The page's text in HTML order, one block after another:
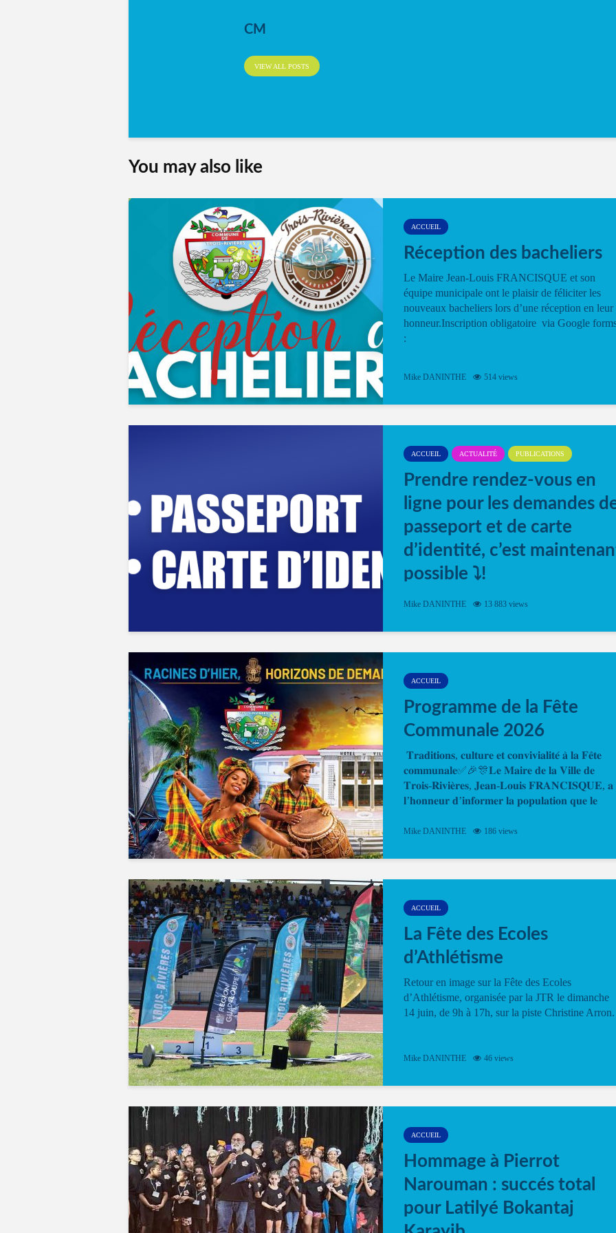
CM
VIEW ALL POSTS
You may also like
ACCUEIL
Réception des bacheliers
Le Maire Jean-Louis FRANCISQUE et son
équipe municipale ont le plaisir de féliciter les
nouveaux bacheliers lors d’une réception en leur
honneur.Inscription obligatoire via Google
:
Mike DANINTHE 514 views
ACCUEIL ACTUALITÉ PUBLICATIONS
Prendre rendez-vous en
ligne pour les demandes
passeport et de carte
d’identité, c’est
possible ⤵️!
Désormais, il est possible de prendre rendez-
Mike DANINTHE 13 883 views
ACCUEIL
Programme de la Fête
Communale 2026
𝐓𝐫𝐚𝐝𝐢𝐭𝐢𝐨𝐧𝐬, 𝐜𝐮𝐥𝐭𝐮𝐫𝐞 𝐞𝐭 𝐜𝐨𝐧𝐯𝐢𝐯𝐢𝐚𝐥𝐢𝐭𝐞́ 𝐚̀ 𝐥𝐚 𝐅𝐞̂𝐭𝐞
𝐜𝐨𝐦𝐦𝐮𝐧𝐚𝐥𝐞✅🎉🎊𝐋𝐞 𝐌𝐚𝐢𝐫𝐞 𝐝𝐞 𝐥𝐚 𝐕𝐢𝐥𝐥𝐞 𝐝𝐞
𝐓𝐫𝐨𝐢𝐬-𝐑𝐢𝐯𝐢𝐞̀𝐫𝐞𝐬, 𝐉𝐞𝐚𝐧-𝐋𝐨𝐮𝐢𝐬 𝐅𝐑𝐀𝐍𝐂𝐈𝐒𝐐𝐔𝐄, 𝐚
𝐥’𝐡𝐨𝐧𝐧𝐞𝐮𝐫 𝐝’𝐢𝐧𝐟𝐨𝐫𝐦𝐞𝐫 𝐥𝐚 𝐩𝐨𝐩𝐮𝐥𝐚𝐭𝐢𝐨𝐧 𝐪𝐮𝐞 𝐥𝐞
Mike DANINTHE 186 views
ACCUEIL
La Fête des Ecoles
d’Athlétisme
Retour en image sur la Fête des Ecoles
d’Athlétisme, organisée par la JTR le dimanche
14 juin, de 9h à 17h, sur la piste Christine Arron.
Mike DANINTHE 46 views
ACCUEIL
Hommage à Pierrot
Narouman : succés total
pour Latilyé Bokantaj